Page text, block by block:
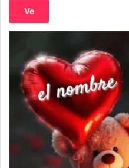
Ve